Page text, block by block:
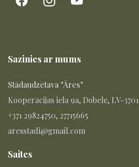
Sazinies ar mums
Stādaudzētava "Āres"
Kooperācijas iela 9a, Dobele, LV-3701
+371 29824750, 27715665
aresstadi@gmail.com
Saites